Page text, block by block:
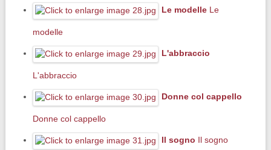
Le modelle Le
modelle
L'abbraccio
L'abbraccio
Donne col cappello
Donne col cappello
Il sogno Il sogno